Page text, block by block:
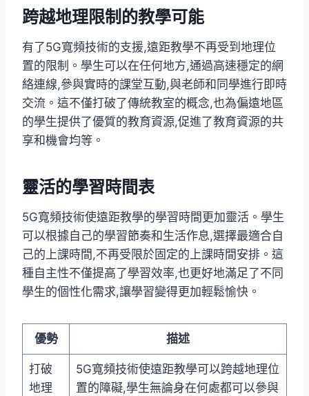
跨越地理限制的教學可能
有了5G寬頻技術的支援,遠距教學不再受到地理位
置的限制。學生可以在任何地方,通過高速穩定的網
絡連線,參與實時的課堂互動,與老師和同學進行即時
交流。這不僅打破了傳統教室的概念,也為偏遠地區
的學生提供了優質的教育資源,促進了教育資源的共
享和機會均等。
靈活的學習時間表
5G寬頻技術使遠距教學的學習時間更加靈活。學生
可以根據自己的學習節奏和生活作息,選擇最適合自
己的上課時間,不再受限於固定的上課時間安排。這
種自主性不僅提高了學習效率,也更好地滿足了不同
學生的個性化需求,讓學習變得更加輕鬆愉快。
優勢 描述
打破
地理
5G寬頻技術使遠距教學可以跨越地理位
置的障礙,學生無論身在何處都可以參與